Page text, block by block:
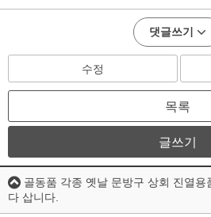
댓글쓰기
수정
목록
글쓰기
골동품 각종 옛날 문방구 상회 진열용
다 삽니다.